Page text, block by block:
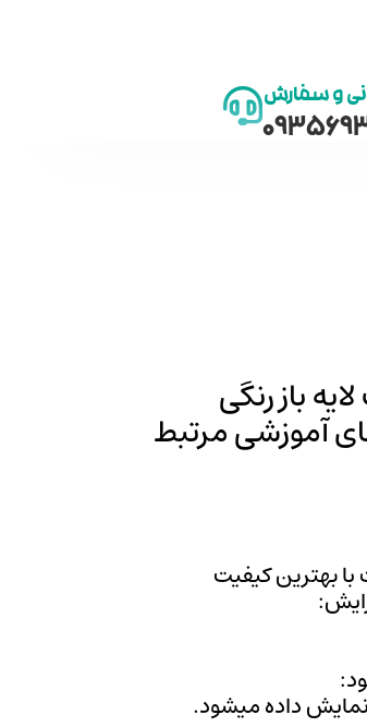
و سفارش
باز رنگی
آموزشی مرتبط
با بهترین کیفیت
نمایش داده میشود.